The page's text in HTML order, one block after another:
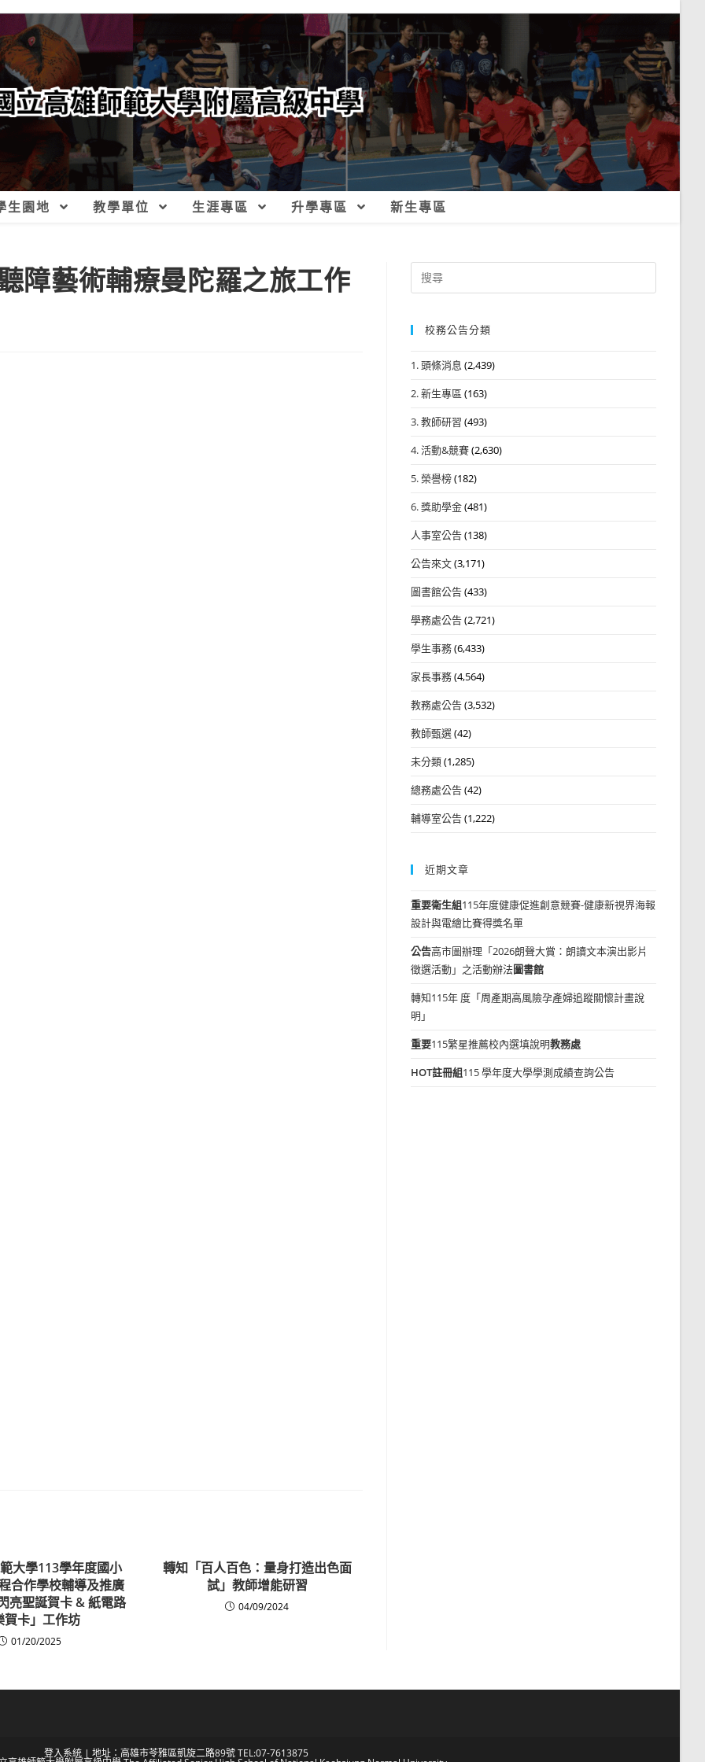
生園地 教學單位 生涯專區 升學專區 新生專區
障藝術輔療曼陀羅之旅工作
大學113學年度國小
合作學校輔導及推廣
亮聖誕賀卡 & 紙電路
賀卡」工作坊
01/20/2025
轉知「百人百色：量身打造出色面
試」教師增能研習
04/09/2024
Search
for:
校務公告分類
1. 頭條消息 (2,439)
2. 新生專區 (163)
3. 教師研習 (493)
4. 活動&競賽(2,630)
5. 榮譽榜(182)
6. 獎助學金(481)
人事室公告(138)
公告來文(3,171)
圖書館公告(433)
學務處公告(2,721)
學生事務(6,433)
家長事務(4,564)
教務處公告(3,532)
教師甄選(42)
未分類(1,285)
總務處公告(42)
輔導室公告(1,222)
近期文章
重要衛生組115年度健康促進創意競賽-健康新視界海報
設計與電繪比賽得獎名單
公告高市圖辦理「2026朗聲大賞：朗讀文本演出影片
徵選活動」之活動辦法圖書館
轉知115年 度「周產期高風險孕產婦追蹤關懷計畫說
明」
重要115繁星推薦校內選填說明教務處
HOT註冊組115 學年度大學學測成績查詢公告
登入系統 | 地址：高雄市苓雅區凱旋二路89號 TEL:07-7613875